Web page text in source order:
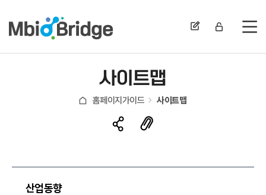
전
사이트맵
홈페이지가이드 사이트맵
산업동향